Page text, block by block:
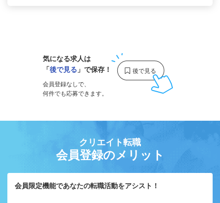
気になる求人は
「後で見る 」で保存！
会員登録なしで、
何件でも応募できます。
クリエイト転職
会員登録のメリット
会員限定機能であなたの転職活動をアシスト！